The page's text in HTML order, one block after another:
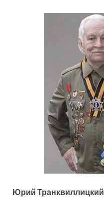
Юрий Транквиллицкий